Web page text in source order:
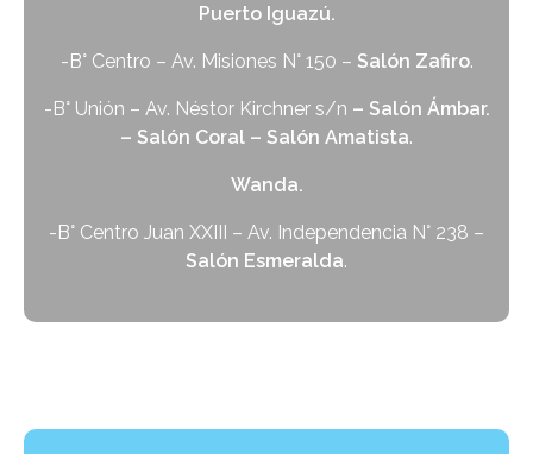
Puerto Iguazú.
-B° Centro – Av. Misiones N° 150 – Salón Zafiro.
-B° Unión – Av. Néstor Kirchner s/n – Salón Ámbar.
– Salón Coral – Salón Amatista.
Wanda.
-B° Centro Juan XXIII – Av. Independencia N° 238 –
Salón Esmeralda.